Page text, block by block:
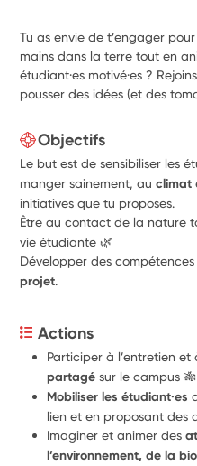
Tu as envie de t’engager
mains dans la terre tout en
étudiant·es motivé·es ?
pousser des idées (et des
Objectifs
Le but est de sensibiliser les
manger sainement, auclimat
initiatives que tu proposes.
Être au contact de la nature
vie étudiante 🌿
Développer des
projet.
Actions
Participer à l’entretien et
partagé sur le campus 🎋
Mobiliser les étudiant·es
lien et en proposant des
Imaginer et animer des
l’environnement, de la